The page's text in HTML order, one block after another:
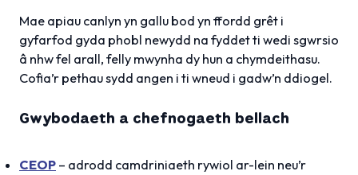
Mae apiau canlyn yn gallu bod yn ffordd grêt i
gyfarfod gyda phobl newydd na fyddet ti wedi sgwrsio
â nhw fel arall, felly mwynha dy hun a chymdeithasu.
Cofia’r pethau sydd angen i ti wneud i gadw’n ddiogel.
Gwybodaeth a chefnogaeth bellach
CEOP – adrodd camdriniaeth rywiol ar-lein neu’r